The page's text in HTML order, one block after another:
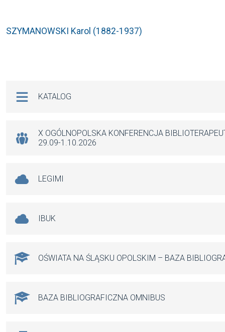
SZYMANOWSKI Karol (1882-1937)
KATALOG
X OGÓLNOPOLSKA KONFERENCJA
29.09-1.10.2026
LEGIMI
IBUK
OŚWIATA NA ŚLĄSKU OPOLSKIM – BAZA
BAZA BIBLIOGRAFICZNA OMNIBUS